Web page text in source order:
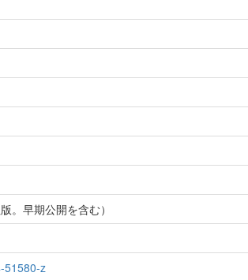
。早期公開を含む）
51580-z